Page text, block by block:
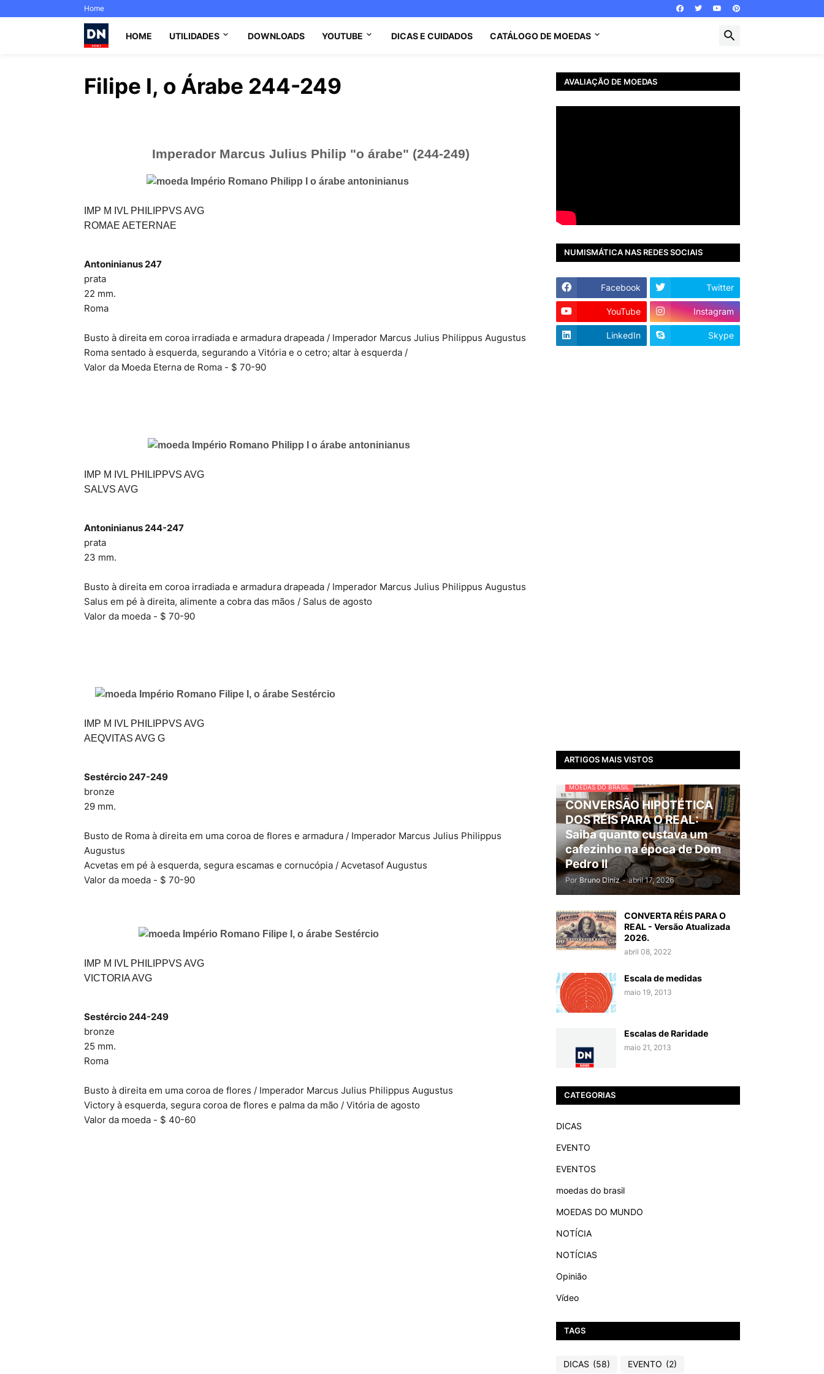
Home
HOME UTILIDADES DOWNLOADS YOUTUBE DICAS E CUIDADOS CATÁLOGO DE MOEDAS
Filipe I, o Árabe 244-249
Imperador Marcus Julius Philip "o árabe" (244-249)
IMP M IVL PHILIPPVS AVG
ROMAE AETERNAE
Antoninianus 247
prata
22 mm.
Roma
Busto à direita em coroa irradiada e armadura drapeada / Imperador Marcus Julius Philippus Augustus
Roma sentado à esquerda, segurando a Vitória e o cetro; altar à esquerda /
Valor da Moeda Eterna de Roma - $ 70-90
IMP M IVL PHILIPPVS AVG
SALVS AVG
Antoninianus 244-247
prata
23 mm.
Busto à direita em coroa irradiada e armadura drapeada / Imperador Marcus Julius Philippus Augustus
Salus em pé à direita, alimente a cobra das mãos / Salus de agosto
Valor da moeda - $ 70-90
IMP M IVL PHILIPPVS AVG
AEQVITAS AVG G
Sestércio 247-249
bronze
29 mm.
Busto de Roma à direita em uma coroa de flores e armadura / Imperador Marcus Julius Philippus
Augustus
Acvetas em pé à esquerda, segura escamas e cornucópia / Acvetasof Augustus
Valor da moeda - $ 70-90
IMP M IVL PHILIPPVS AVG
VICTORIA AVG
Sestércio 244-249
bronze
25 mm.
Roma
Busto à direita em uma coroa de flores / Imperador Marcus Julius Philippus Augustus
Victory à esquerda, segura coroa de flores e palma da mão / Vitória de agosto
Valor da moeda - $ 40-60
AVALIAÇÃO DE MOEDAS
NUMISMÁTICA NAS REDES SOCIAIS
Facebook Twitter
YouTube Instagram
LinkedIn Skype
ARTIGOS MAIS VISTOS
MOEDAS DO BRASIL
CONVERSÃO HIPOTÉTICA
DOS RÉIS PARA O REAL:
Saiba quanto custava um
cafezinho na época de Dom
Pedro II
Por Bruno Diniz - abril 17, 2026
CONVERTA RÉIS PARA O
REAL - Versão Atualizada
2026.
abril 08, 2022
Escala de medidas
maio 19, 2013
Escalas de Raridade
maio 21, 2013
CATEGORIAS
DICAS
EVENTO
EVENTOS
moedas do brasil
MOEDAS DO MUNDO
NOTÍCIA
NOTÍCIAS
Opinião
Vídeo
TAGS
DICAS (58) EVENTO (2)